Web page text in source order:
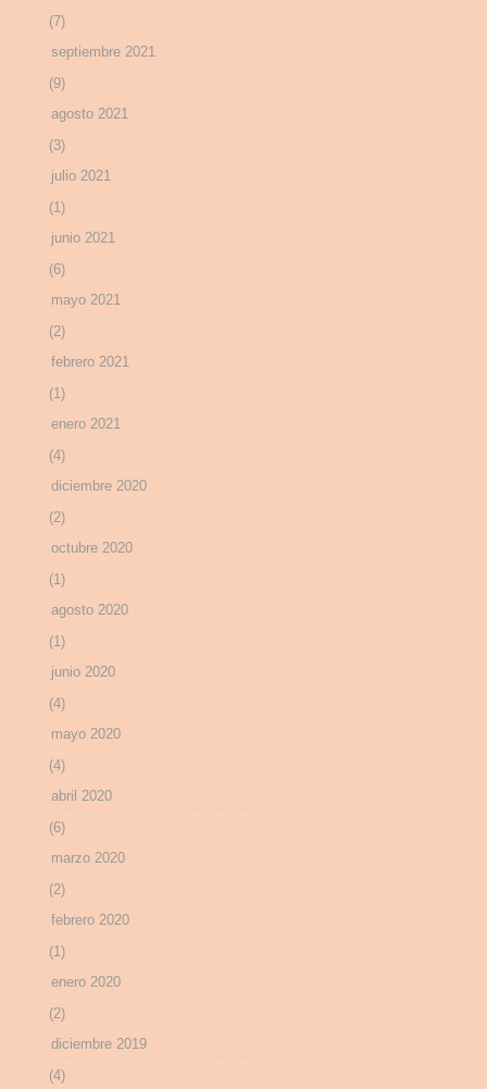
(7)
septiembre 2021
(9)
agosto 2021
(3)
julio 2021
(1)
junio 2021
(6)
mayo 2021
(2)
febrero 2021
(1)
enero 2021
(4)
diciembre 2020
(2)
octubre 2020
(1)
agosto 2020
(1)
junio 2020
(4)
mayo 2020
(4)
abril 2020
(6)
marzo 2020
(2)
febrero 2020
(1)
enero 2020
(2)
diciembre 2019
(4)